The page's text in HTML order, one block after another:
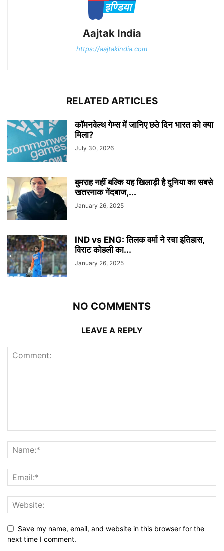
Aajtak India
https://aajtakindia.com
RELATED ARTICLES
कॉमनवेल्थ गेम्स में जानिए छठे दिन भारत को क्या
मिला?
July 30, 2026
बुमराह नहीं बल्कि यह खिलाड़ी है दुनिया का सबसे
खतरनाक गेंदबाज,...
January 26, 2025
IND vs ENG: तिलक वर्मा ने रचा इतिहास,
विराट कोहली का...
January 26, 2025
NO COMMENTS
LEAVE A REPLY
Save my name, email, and website in this browser for the
next time I comment.